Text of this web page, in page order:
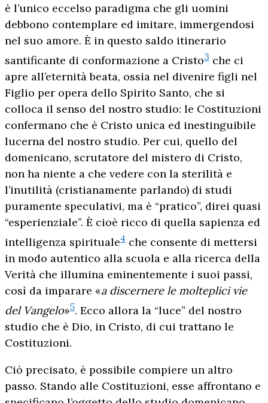
è l’unico eccelso paradigma che gli uomini
debbono contemplare ed imitare, immergendosi
nel suo amore. È in questo saldo itinerario
santificante di conformazione a Cristo3 che ci
apre all’eternità beata, ossia nel divenire figli nel
Figlio per opera dello Spirito Santo, che si
colloca il senso del nostro studio: le Costituzioni
confermano che è Cristo unica ed inestinguibile
lucerna del nostro studio. Per cui, quello del
domenicano, scrutatore del mistero di Cristo,
non ha niente a che vedere con la sterilità e
l’inutilità (cristianamente parlando) di studi
puramente speculativi, ma è “pratico”, direi quasi
“esperienziale”. È cioè ricco di quella sapienza ed
intelligenza spirituale4 che consente di mettersi
in modo autentico alla scuola e alla ricerca della
Verità che illumina eminentemente i suoi passi,
così da imparare «a discernere le molteplici vie
del Vangelo»5. Ecco allora la “luce” del nostro
studio che è Dio, in Cristo, di cui trattano le
Costituzioni.
Ciò precisato, è possibile compiere un altro
passo. Stando alle Costituzioni, esse affrontano e